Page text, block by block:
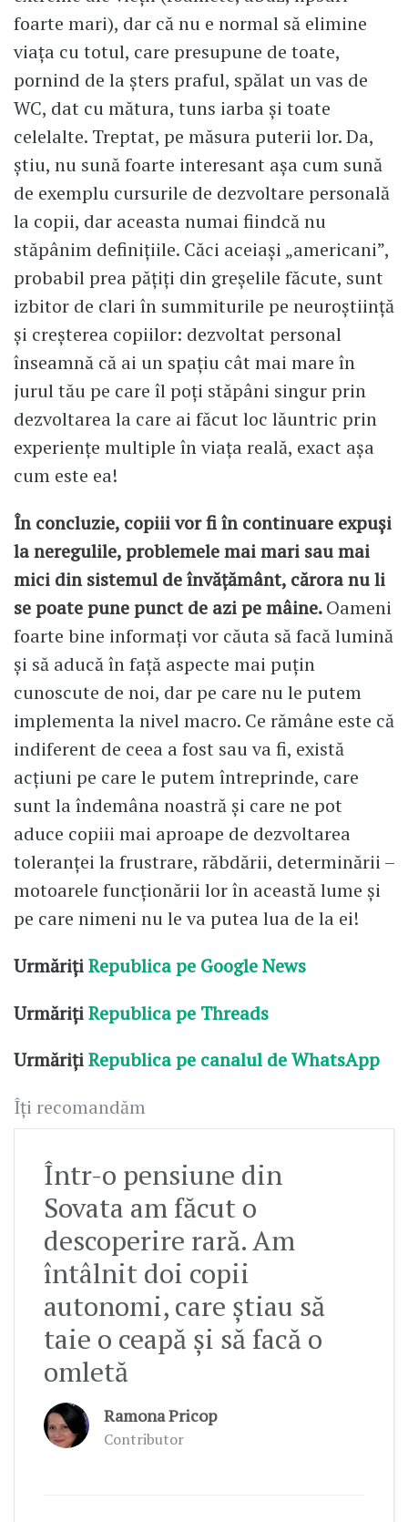
foarte mari), dar că nu e normal să elimine
viaţa cu totul, care presupune de toate,
pornind de la şters praful, spălat un vas de
WC, dat cu mătura, tuns iarba şi toate
celelalte. Treptat, pe măsura puterii lor. Da,
ştiu, nu sună foarte interesant aşa cum sună
de exemplu cursurile de dezvoltare personală
la copii, dar aceasta numai fiindcă nu
stăpânim definiţiile. Căci aceiaşi „americani”,
probabil prea păţiţi din greşelile făcute, sunt
izbitor de clari în summiturile pe neuroştiinţă
şi creşterea copiilor: dezvoltat personal
înseamnă că ai un spaţiu cât mai mare în
jurul tău pe care îl poţi stăpâni singur prin
dezvoltarea la care ai făcut loc lăuntric prin
experienţe multiple în viaţa reală, exact așa
cum este ea!
În concluzie, copiii vor fi în continuare expuşi
la neregulile, problemele mai mari sau mai
mici din sistemul de învăţământ, cărora nu li
se poate pune punct de azi pe mâine.Oameni
foarte bine informaţi vor căuta să facă lumină
şi să aducă în faţă aspecte mai puţin
cunoscute de noi, dar pe care nu le putem
implementa la nivel macro. Ce rămâne este că
indiferent de ceea a fost sau va fi, există
acţiuni pe care le putem întreprinde, care
sunt la îndemâna noastră şi care ne pot
aduce copiii mai aproape de dezvoltarea
toleranţei la frustrare, răbdării, determinării –
motoarele funcţionării lor în această lume şi
pe care nimeni nu le va putea lua de la ei!
UrmărițiRepublica pe Google News
UrmărițiRepublica pe Threads
UrmărițiRepublica pe canalul de WhatsApp
Îți recomandăm
Într-o pensiune din
Sovata am făcut o
descoperire rară. Am
întâlnit doi copii
autonomi, care știau să
taie o ceapă și să facă o
omletă
Ramona Pricop
Contributor